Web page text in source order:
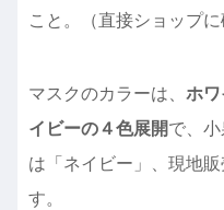
こと。（直接ショップに
マスクのカラーは、 ホ
イビーの４色展開で、
は「ネイビー」、現地
す。